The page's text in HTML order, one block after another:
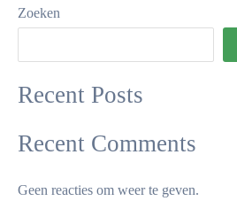
Zoeken
Recent Posts
Recent Comments
Geen reacties om weer te geven.